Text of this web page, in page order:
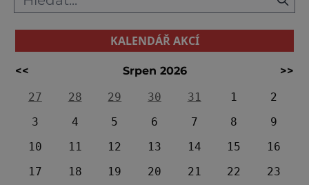
KALENDÁŘ AKCÍ
<< Srpen 2026
>>
27
28 29 30 31 1
2
3
4 5 6 7 8
9
10
11 12 13 14 15
16
17
18 19 20 21 22
23